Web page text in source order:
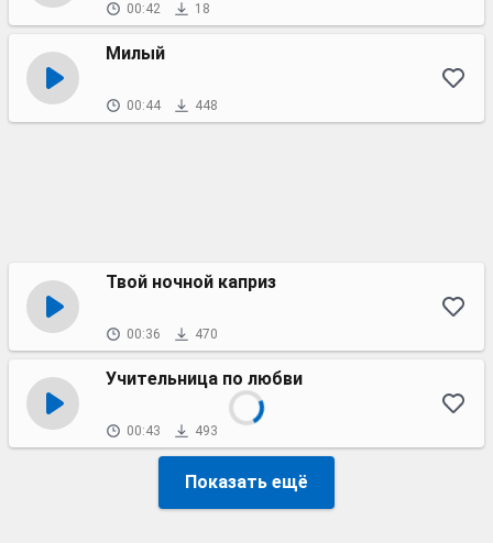
00:42 18
Милый
00:44 448
Твой ночной каприз
00:36 470
Учительница по любви
00:43 493
Показать ещё